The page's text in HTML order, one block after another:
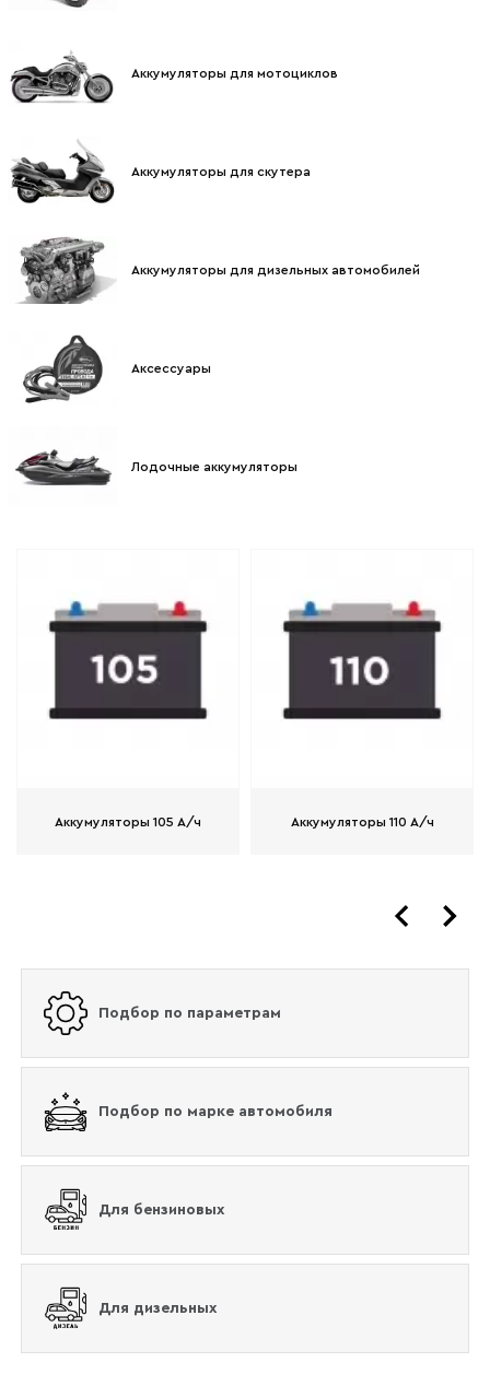
Аккумуляторы для мотоциклов
Аккумуляторы для скутера
Аккумуляторы для дизельных автомобилей
Аксессуары
Лодочные аккумуляторы
Аккумуляторы 105 А/ч Аккумуляторы 110 А/ч
Подбор по параметрам
Подбор по марке автомобиля
Для бензиновых
Для дизельных